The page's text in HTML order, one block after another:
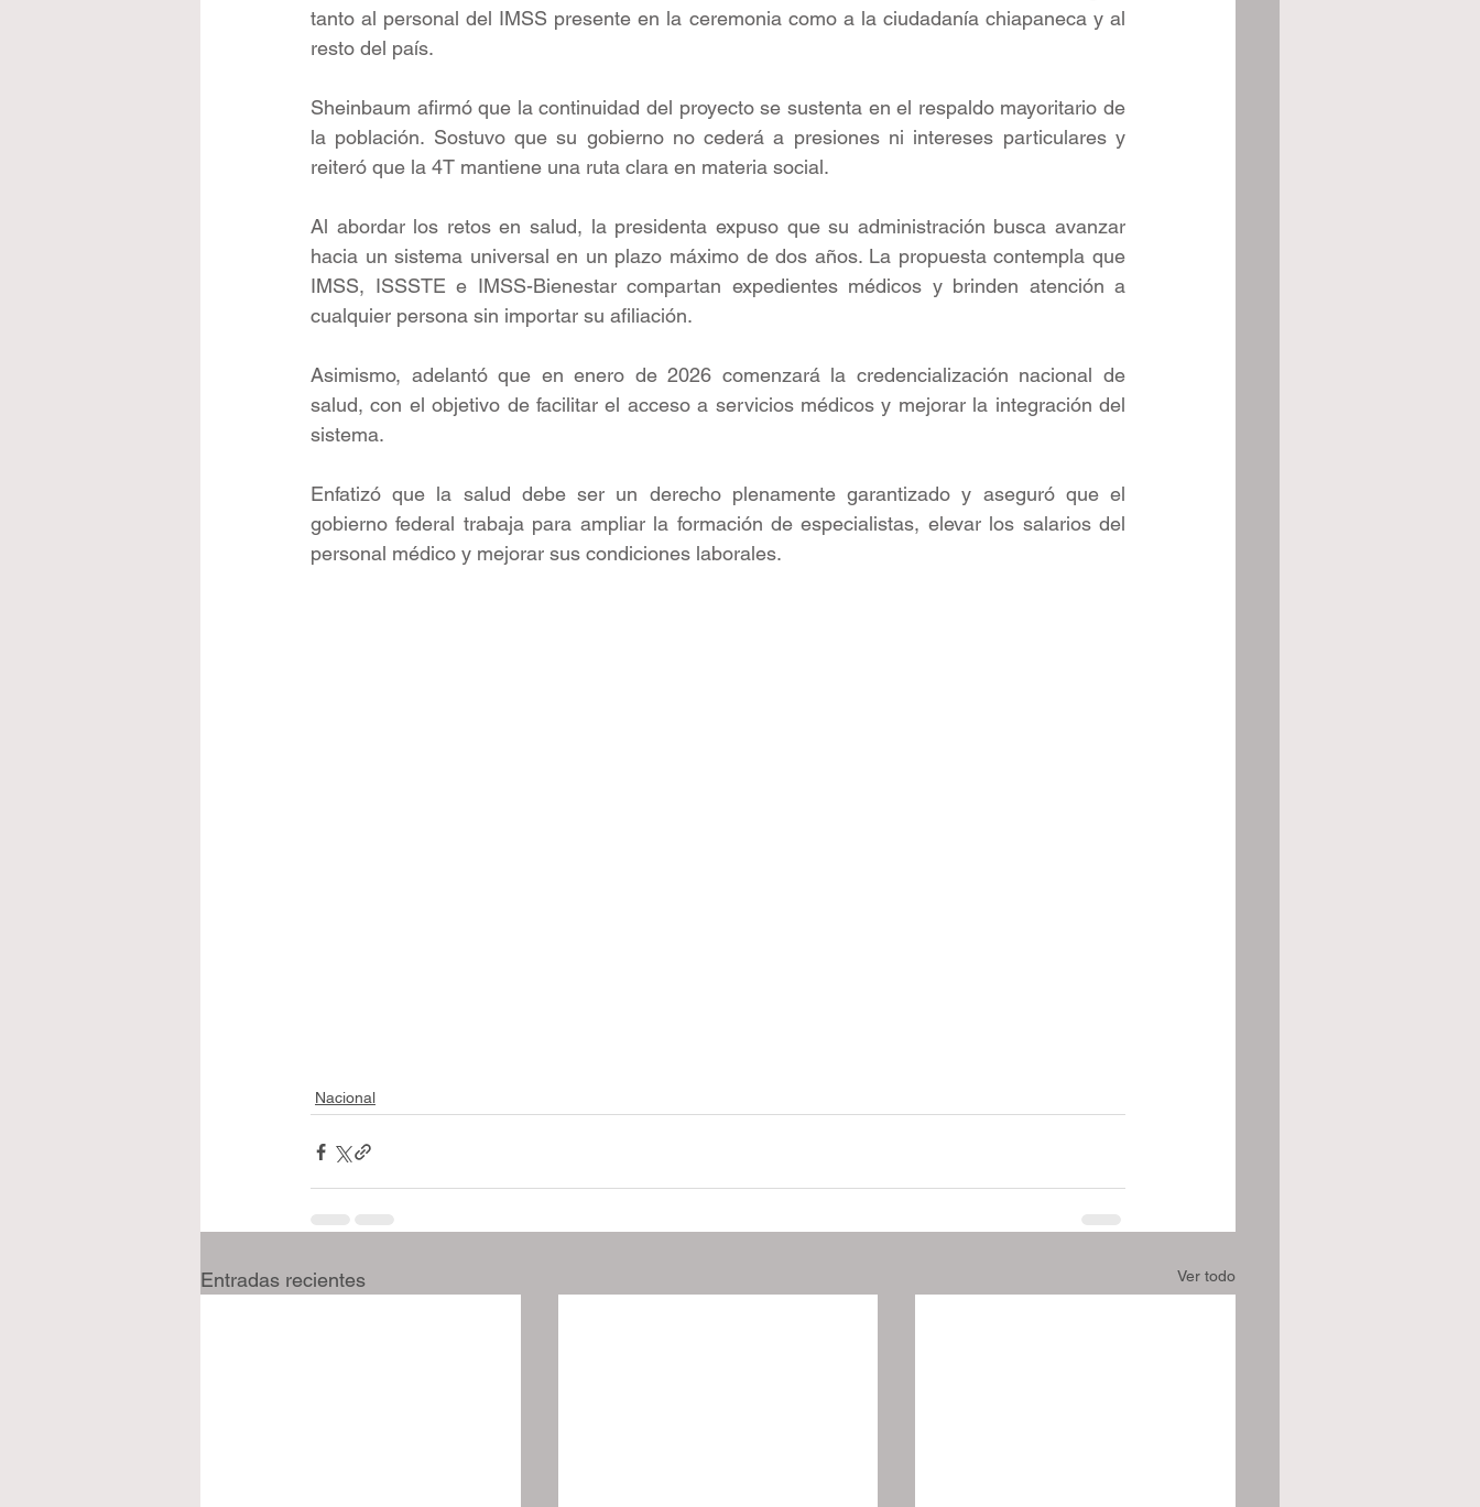
tanto al personal del IMSS presente en la ceremonia como a la ciudadanía chiapaneca y al
resto del país.
Sheinbaum afirmó que la continuidad del proyecto se sustenta en el respaldo mayoritario de
la población. Sostuvo que su gobierno no cederá a presiones ni intereses particulares y
reiteró que la 4T mantiene una ruta clara en materia social.
Al abordar los retos en salud, la presidenta expuso que su administración busca avanzar
hacia un sistema universal en un plazo máximo de dos años. La propuesta contempla que
IMSS, ISSSTE e IMSS-Bienestar compartan expedientes médicos y brinden atención a
cualquier persona sin importar su afiliación.
Asimismo, adelantó que en enero de 2026 comenzará la credencialización nacional de
salud, con el objetivo de facilitar el acceso a servicios médicos y mejorar la integración del
sistema.
Enfatizó que la salud debe ser un derecho plenamente garantizado y aseguró que el
gobierno federal trabaja para ampliar la formación de especialistas, elevar los salarios del
personal médico y mejorar sus condiciones laborales.
Nacional
Entradas recientes Ver todo